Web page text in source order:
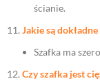
ścianie.
Jakie są
Szafka ma
Czy szafka jest